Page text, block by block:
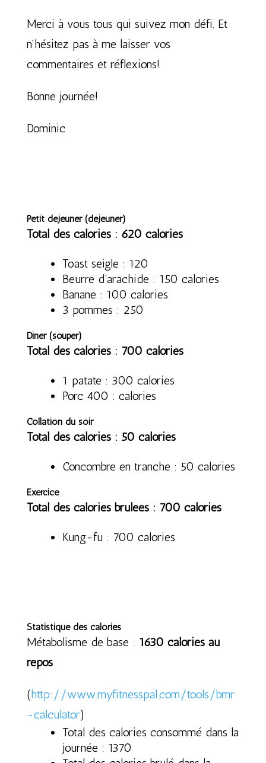
Merci à vous tous qui suivez mon défi. Et
n’hésitez pas à me laisser vos
commentaires et réflexions!
Bonne journée!
Dominic
Petit déjeuner (déjeuner)
Total des calories : 620 calories
Toast seigle : 120
Beurre d’arachide : 150 calories
Banane : 100 calories
3 pommes : 250
Diner (souper)
Total des calories : 700 calories
1 patate : 300 calories
Porc 400 : calories
Collation du soir
Total des calories : 50 calories
Concombre en tranche : 50 calories
Exercice
Total des calories brulées : 700 calories
Kung-fu : 700 calories
Statistique des calories
Métabolisme de base : 1630 calories au
repos
(http://www.myfitnesspal.com/tools/bmr
-calculator)
Total des calories consommé dans la
journée : 1370